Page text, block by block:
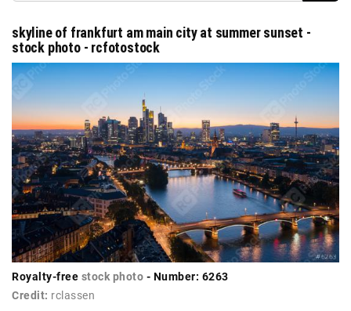
skyline of frankfurt am main city at summer sunset -
stock photo - rcfotostock
Royalty-free stock photo - Number: 6263
Credit: rclassen